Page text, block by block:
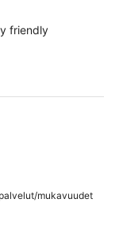
friendly
mukavuudet